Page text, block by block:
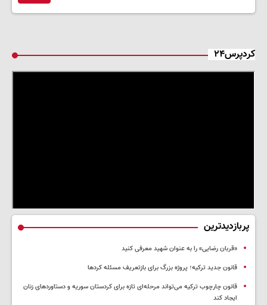
کردپرس۲۴
پربازدیدترین
«قربان رضایی» را به عنوان شهید معرفی کنید
قانون جدید ترکیه؛ پروژه بزرگ‌ برای بازتعریف مسئله کردها
قانون چارچوب ترکیه می‌تواند مرحله‌ای تازه برای کردستان سوریه و دستاوردهای زنان
ایجاد کند